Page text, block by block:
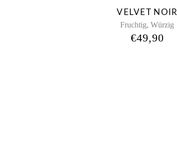
VELVET NOIR
Fruchtig,Würzig
€49,90